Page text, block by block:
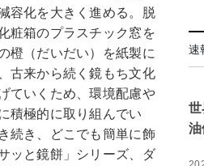
容化を大きく進める。脱
粧箱のプラスチック窓を
橙（だいだい）を紙製に
古来から続く鏡もち文化
ていくため、環境配慮や
積極的に取り組んでい
続き、どこでも簡単に飾
ッと鏡餅」シリーズ、ダ
速